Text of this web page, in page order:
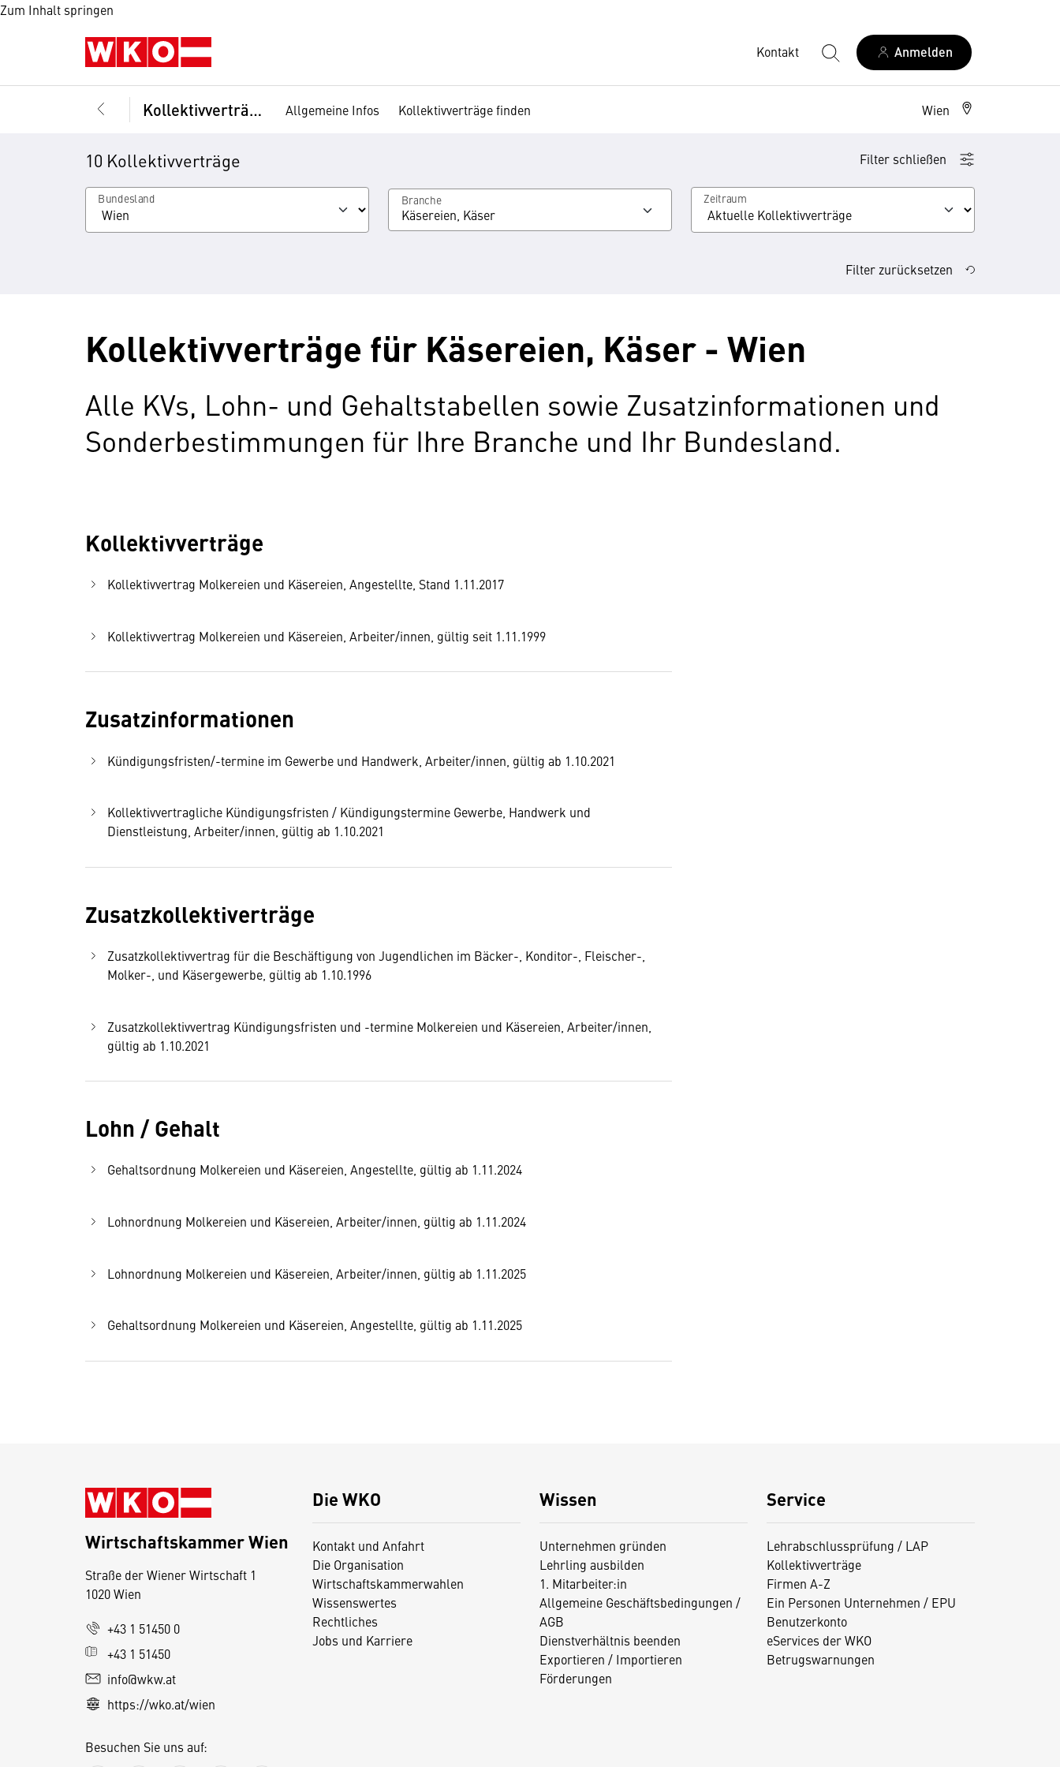
Zum Inhalt springen
Kontakt Anmelden
Kollektivverträge Allgemeine Infos Kollektivverträge finden Wien
10 Kollektivverträge Filter schließen
Bundesland Branche
Käsereien, Käser
Zeitraum
Filter zurücksetzen
Kollektivverträge für Käsereien, Käser - Wien
Alle KVs, Lohn- und Gehaltstabellen sowie Zusatzinformationen und
Sonderbestimmungen für Ihre Branche und Ihr Bundesland.
Kollektivverträge
Kollektivvertrag Molkereien und Käsereien, Angestellte, Stand 1.11.2017
Kollektivvertrag Molkereien und Käsereien, Arbeiter/innen, gültig seit 1.11.1999
Zusatzinformationen
Kündigungsfristen/-termine im Gewerbe und Handwerk, Arbeiter/innen, gültig ab 1.10.2021
Kollektivvertragliche Kündigungsfristen / Kündigungstermine Gewerbe, Handwerk und
Dienstleistung, Arbeiter/innen, gültig ab 1.10.2021
Zusatzkollektiverträge
Zusatzkollektivvertrag für die Beschäftigung von Jugendlichen im Bäcker-, Konditor-, Fleischer-,
Molker-, und Käsergewerbe, gültig ab 1.10.1996
Zusatzkollektivvertrag Kündigungsfristen und -termine Molkereien und Käsereien, Arbeiter/innen,
gültig ab 1.10.2021
Lohn / Gehalt
Gehaltsordnung Molkereien und Käsereien, Angestellte, gültig ab 1.11.2024
Lohnordnung Molkereien und Käsereien, Arbeiter/innen, gültig ab 1.11.2024
Lohnordnung Molkereien und Käsereien, Arbeiter/innen, gültig ab 1.11.2025
Gehaltsordnung Molkereien und Käsereien, Angestellte, gültig ab 1.11.2025
Die WKO
Kontakt und Anfahrt
Die Organisation
Wirtschaftskammerwahlen
Wissenswertes
Rechtliches
Jobs und Karriere
Wissen
Unternehmen gründen
Lehrling ausbilden
1. Mitarbeiter:in
Allgemeine Geschäftsbedingungen /
AGB
Dienstverhältnis beenden
Exportieren / Importieren
Förderungen
Service
Lehrabschlussprüfung / LAP
Kollektivverträge
Firmen A-Z
Ein Personen Unternehmen / EPU
Benutzerkonto
eServices der WKO
Betrugswarnungen
Wirtschaftskammer Wien
Straße der Wiener Wirtschaft 1
1020 Wien
+43 1 51450 0
+43 1 51450
info@wkw.at
https://wko.at/wien
Besuchen Sie uns auf: